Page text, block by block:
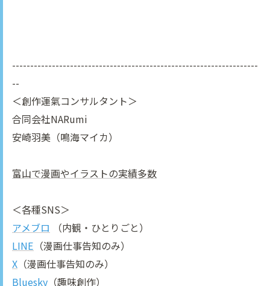
--------------------------------------------------------------------
--
＜創作運氣コンサルタント＞
合同会社NARumi
安崎羽美（鳴海マイカ）
富山で漫画やイラストの実績多数
＜各種SNS＞
アメブロ
（内観・ひとりごと）
LINE （漫画仕事告知のみ）
X （漫画仕事告知のみ）
Bluesky （趣味創作）